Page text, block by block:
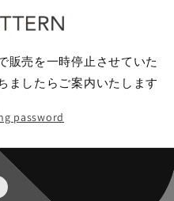
販売を一時停止させていた
したらご案内いたします
password